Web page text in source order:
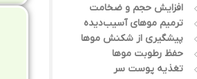
افزایش حجم و ضخامت
ترمیم موهای آسیب‌دیده
پیشگیری از شکنش موها
حفظ رطوبت موها
تغذیه پوست سر